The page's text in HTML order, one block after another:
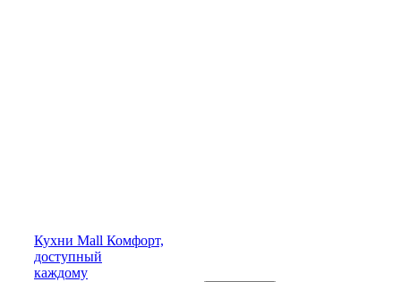
Кухни Mall Комфорт,
доступный
каждому